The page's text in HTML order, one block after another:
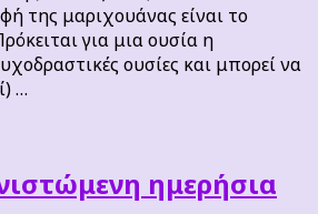
της μαριχουάνας είναι το
για μια ουσία η
ουσίες και μπορεί να
…
ημερήσια